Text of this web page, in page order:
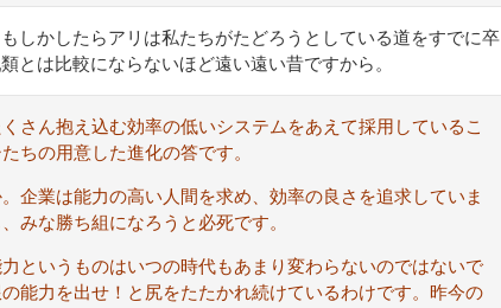
しかしたらアリは私たちがたどろうとしている道をすでに卒
とは比較にならないほど遠い遠い昔ですから。
さん抱え込む効率の低いシステムをあえて採用しているこ
ちの用意した進化の答です。
企業は能力の高い人間を求め、効率の良さを追求していま
みな勝ち組になろうと必死です。
というものはいつの時代もあまり変わらないのではないで
能力を出せ！と尻をたたかれ続けているわけです。昨今の